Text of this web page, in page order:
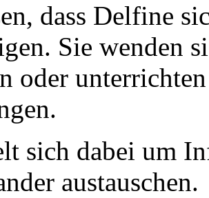
dass Delfine
Sie wenden
oder
sich dabei um
austauschen.